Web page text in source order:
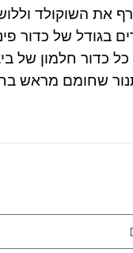
את השוקולד
בגודל של כדור
כדור חלמון של
מראש בחום של 170 מעלות